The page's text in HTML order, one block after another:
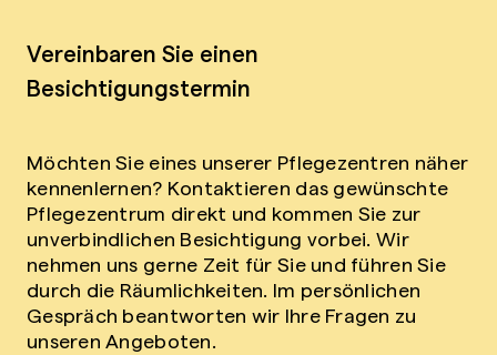
Vereinbaren Sie einen
Besichtigungstermin
Möchten Sie eines unserer Pflegezentren näher
kennenlernen? Kontaktieren das gewünschte
Pflegezentrum direkt und kommen Sie zur
unverbindlichen Besichtigung vorbei. Wir
nehmen uns gerne Zeit für Sie und führen Sie
durch die Räumlichkeiten. Im persönlichen
Gespräch beantworten wir Ihre Fragen zu
unseren Angeboten.